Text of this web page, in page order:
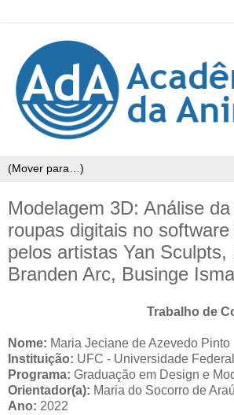
Modelagem 3D: Análise
roupas digitais no
pelos artistas Yan Sculpts,
Branden Arc, Businge
Trabalho de
Nome: Maria Jeciane de Azevedo Pinto
Instituição: UFC - Universidade
Programa: Graduação em Design e
Orientador(a): Maria do Socorro de
Ano: 2022